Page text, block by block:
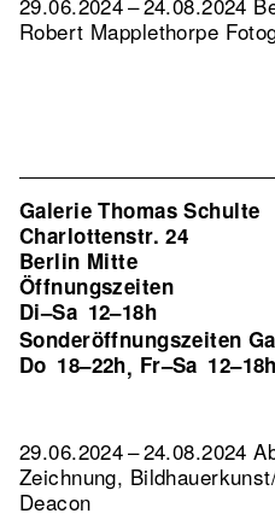
Robert Mapplethorpe
Galerie Thomas Schulte
Charlottenstr. 24
Berlin Mitte
Öffnungszeiten
Di–Sa 12–18h
Sonderöffnungszeiten
Do 18–22h, Fr–Sa 12–18h
29.06.2024 – 24.08.2024
Zeichnung,
Deacon